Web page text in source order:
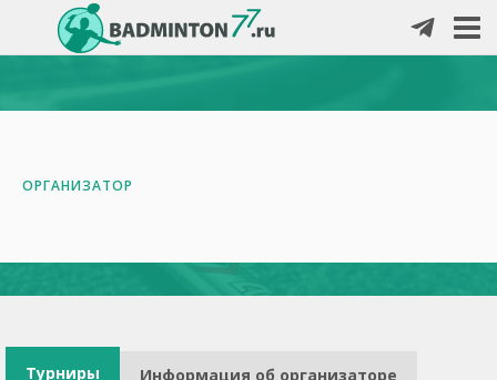
ОРГАНИЗАТОР
Турниры Информация об организаторе